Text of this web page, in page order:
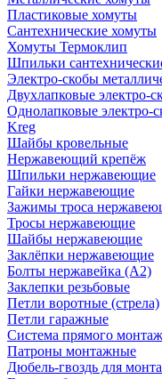
Пластиковые хомуты
Сантехнические хомуты
Хомуты Термоклип
Шпильки
Электро-скобы
Двухлапковые электро-
Однолапковые электро-
Kreg
Шайбы кровельные
Нержавеющий крепёж
Шпильки нержавеющие
Гайки нержавеющие
Зажимы троса
Тросы нержавеющие
Шайбы нержавеющие
Заклёпки нержавеющие
Болты нержавейка (А2)
Заклепки резьбовые
Петли воротные (стрела)
Петли гаражные
Система прямого
Патроны монтажные
Дюбель-гвоздь для